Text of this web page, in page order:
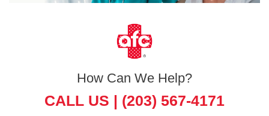
How Can We Help?
CALL US | (203) 567-4171